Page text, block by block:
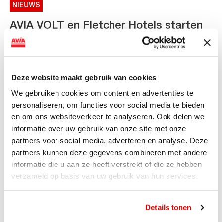
Deze website maakt gebruik van cookies
We gebruiken cookies om content en advertenties te
personaliseren, om functies voor social media te bieden
en om ons websiteverkeer te analyseren. Ook delen we
informatie over uw gebruik van onze site met onze
partners voor social media, adverteren en analyse. Deze
partners kunnen deze gegevens combineren met andere
informatie die u aan ze heeft verstrekt of die ze hebben
verzameld op basis van uw gebruik van hun services.
Details tonen
NIEUWS
AVIA VOLT en Fletcher Hotels starten
landelijke uitrol van DC-
van DC-snellaadinfrastructuur AVIA VOLT en...
Lees verder